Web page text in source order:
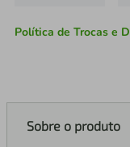
Política de Trocas e
Sobre o produto